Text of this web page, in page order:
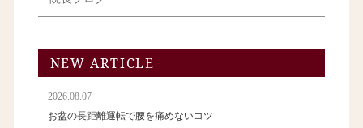
NEW ARTICLE
2026.08.07
お盆の長距離運転で腰を痛めないコツ